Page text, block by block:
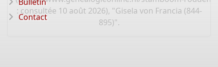
: consultée 10 août 2026), "Gisela von Francia (844-
895)".
Contact